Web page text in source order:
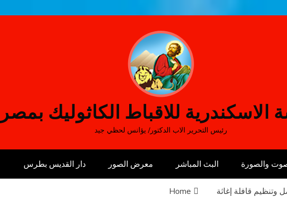
الاسكندرية للاقباط الكاثوليك بمصر
رئيس التحرير الاب الدكتور/ يؤانس لحظي جيد
والصورة البث المباشر معرض الصور دار القديس بطرس
Home قافلة إغاثة